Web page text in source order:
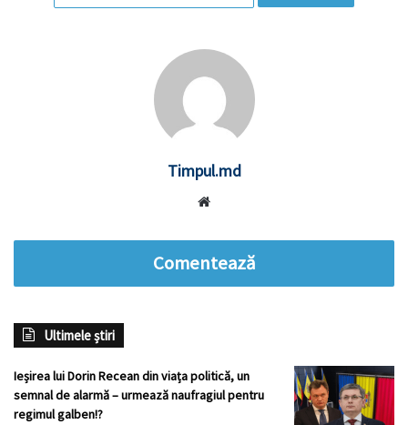
Timpul.md
Comentează
Ultimele știri
Ieșirea lui Dorin Recean din viața politică, un
semnal de alarmă – urmează naufragiul pentru
regimul galben!?